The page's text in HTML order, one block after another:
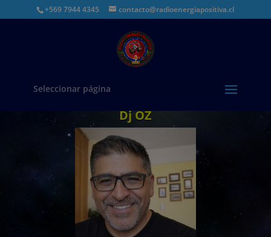
+569 7944 4345 contacto@radioenergiapositiva.cl
Seleccionar página
Dj OZ
modal-check